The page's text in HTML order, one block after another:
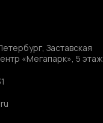
Заставская
«Мегапарк», 5 этаж